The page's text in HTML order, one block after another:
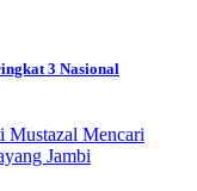
3 Nasional